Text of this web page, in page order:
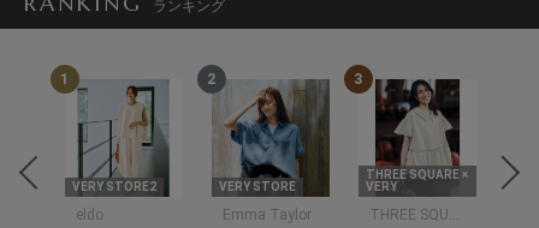
ランキング
×
1
VERY STORE2
eldo
2
VERY STORE
Emma Taylor
3
THREE SQUARE ×
VERY
THREE SQUARE